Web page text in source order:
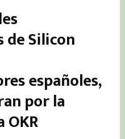
Silicon
españoles,
por la